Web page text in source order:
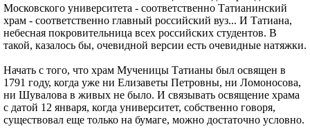
Московского университета - соответственно Татианинский
храм - соответственно главный российский вуз... И Татиана,
небесная покровительница всех российских студентов. В
такой, казалось бы, очевидной версии есть очевидные натяжки.
Начать с того, что храм Мученицы Татианы был освящен в
1791 году, когда уже ни Елизаветы Петровны, ни Ломоносова,
ни Шувалова в живых не было. И связывать освящение храма
с датой 12 января, когда университет, собственно говоря,
существовал еще только на бумаге, можно достаточно условно.